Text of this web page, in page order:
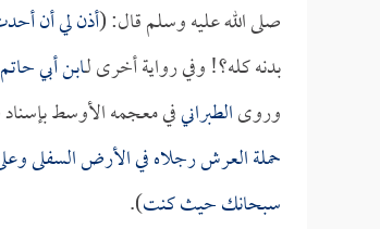
صلى الله عليه وسلم قال: (أذن لي أن
بدنه كله؟! وفي رواية أخرى لـابن أبي حاتم
وروىالطبرانيفي معجمه الأوسط
حملة العرش رجلاه في الأرض السفلى
سبحانك حيث كنت).